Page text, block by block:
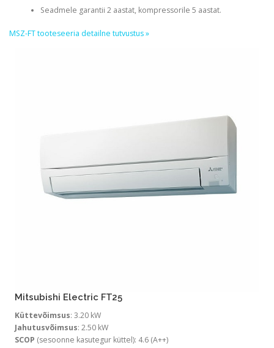
Seadmele garantii 2 aastat, kompressorile 5 aastat.
MSZ-FT tooteseeria detailne tutvustus »
Mitsubishi Electric FT25
Küttevõimsus: 3.20 kW
Jahutusvõimsus: 2.50 kW
SCOP (sesoonne kasutegur küttel): 4.6 (A++)